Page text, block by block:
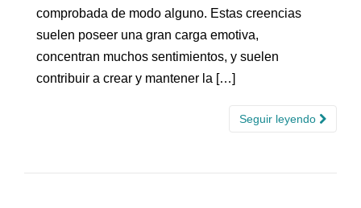
comprobada de modo alguno. Estas creencias
suelen poseer una gran carga emotiva,
concentran muchos sentimientos, y suelen
contribuir a crear y mantener la […]
Seguir leyendo